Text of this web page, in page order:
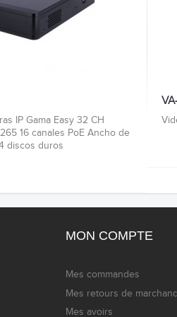
IP Gama Easy 32 CH
16 canales PoE Ancho de
discos duros
MON COMPTE
Mes commandes
Mes retours de
Mes avoirs